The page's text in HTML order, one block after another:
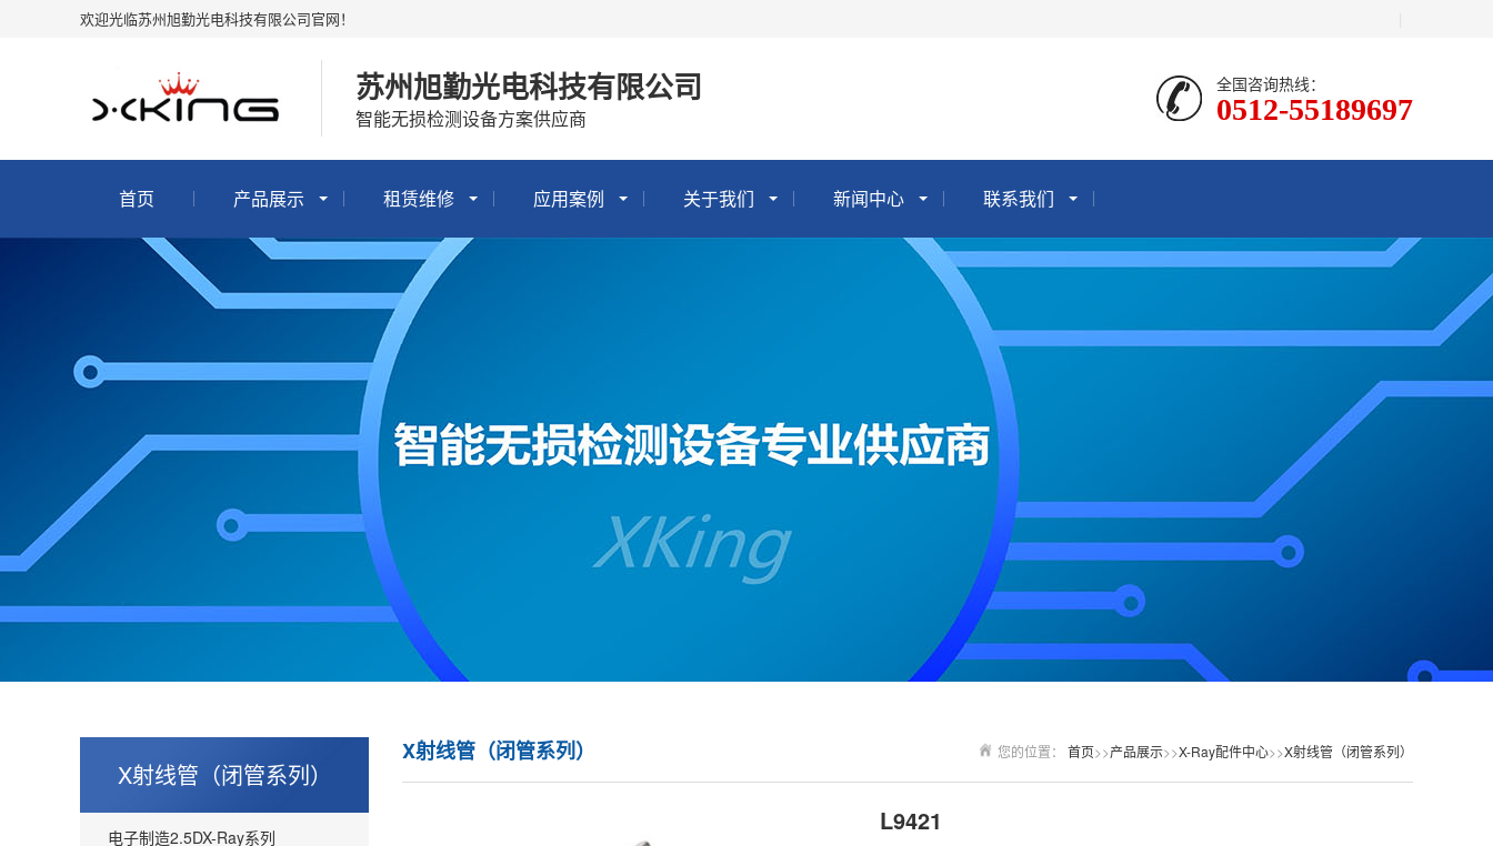
欢迎光临苏州旭勤光电科技有限公司官网！
苏州旭勤光电科技有限公司
智能无损检测设备方案供应商
全国咨询热线：
0512-55189697
首页 产品展示 租赁维修 应用案例 关于我们 新闻中心 联系我们
X射线管（闭管系列）
电子制造2.5DX-Ray系列
您的位置： 首页>>产品展示>>X-Ray配件中心>>X射线管（闭管系列）
X射线管（闭管系列）
L9421